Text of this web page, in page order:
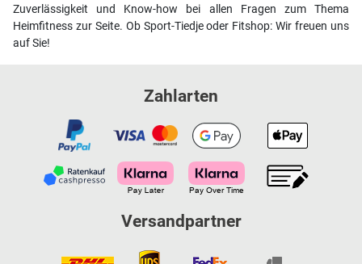
Zuverlässigkeit und Know-how bei allen Fragen zum Thema
Heimfitness zur Seite. Ob Sport-Tiedje oder Fitshop: Wir freuen uns
auf Sie!
Zahlarten
Versandpartner